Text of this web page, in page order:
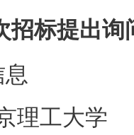
招标提出
息
北京理